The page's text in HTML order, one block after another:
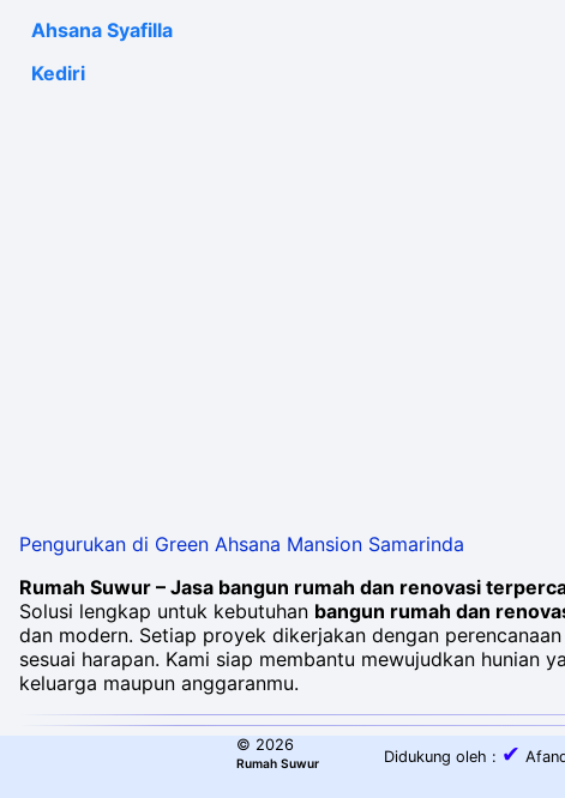
Ahsana Syafilla
Kediri
Pengurukan di Green Ahsana Mansion Samarinda
Rumah Suwur – Jasa bangun rumah dan renovasi
Solusi lengkap untuk kebutuhan bangun rumah dan
dan modern. Setiap proyek dikerjakan dengan
sesuai harapan. Kami siap membantu mewujudkan hunian
keluarga maupun anggaranmu.
© 2026
Rumah Suwur Didukung oleh : ✔